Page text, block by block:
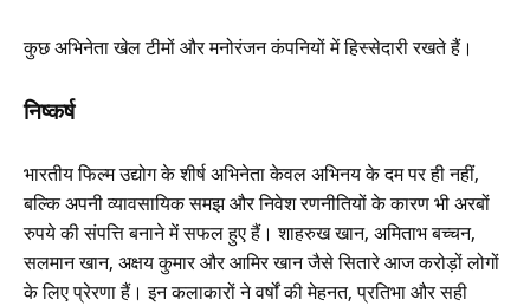
कुछ अभिनेता खेल टीमों और मनोरंजन कंपनियों में हिस्सेदारी रखते हैं।
निष्कर्ष
भारतीय फिल्म उद्योग के शीर्ष अभिनेता केवल अभिनय के दम पर ही नहीं,
बल्कि अपनी व्यावसायिक समझ और निवेश रणनीतियों के कारण भी अरबों
रुपये की संपत्ति बनाने में सफल हुए हैं। शाहरुख खान, अमिताभ बच्चन,
सलमान खान, अक्षय कुमार और आमिर खान जैसे सितारे आज करोड़ों लोगों
के लिए प्रेरणा हैं। इन कलाकारों ने वर्षों की मेहनत, प्रतिभा और सही